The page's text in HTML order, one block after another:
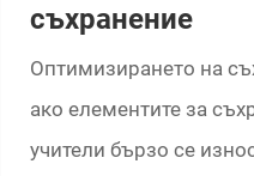
съхранение
Оптимизирането на
ако елементите за
учители бързо се